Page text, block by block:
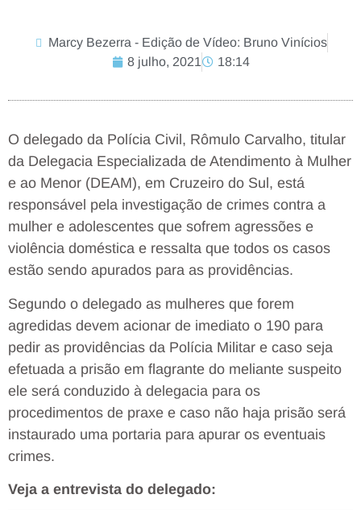
Marcy Bezerra - Edição de Vídeo: Bruno Vinícios
8 julho, 2021
18:14
O delegado da Polícia Civil, Rômulo Carvalho, titular
da Delegacia Especializada de Atendimento à Mulher
e ao Menor (DEAM), em Cruzeiro do Sul, está
responsável pela investigação de crimes contra a
mulher e adolescentes que sofrem agressões e
violência doméstica e ressalta que todos os casos
estão sendo apurados para as providências.
Segundo o delegado as mulheres que forem
agredidas devem acionar de imediato o 190 para
pedir as providências da Polícia Militar e caso seja
efetuada a prisão em flagrante do meliante suspeito
ele será conduzido à delegacia para os
procedimentos de praxe e caso não haja prisão será
instaurado uma portaria para apurar os eventuais
crimes.
Veja a entrevista do delegado: